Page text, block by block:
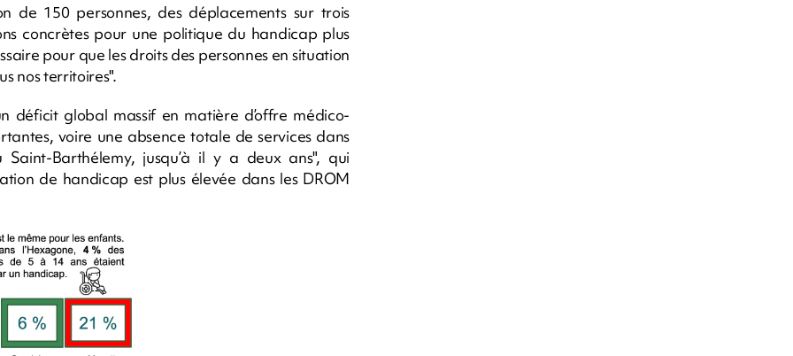
de 150 personnes, des déplacements sur trois
concrètes pour une politique du handicap plus
pour que les droits des personnes en situation
nos territoires".
déficit global massif en matière d’offre médico-
voire une absence totale de services dans
Barthélemy, jusqu’à il y a deux ans", qui
de handicap est plus élevée dans les DROM